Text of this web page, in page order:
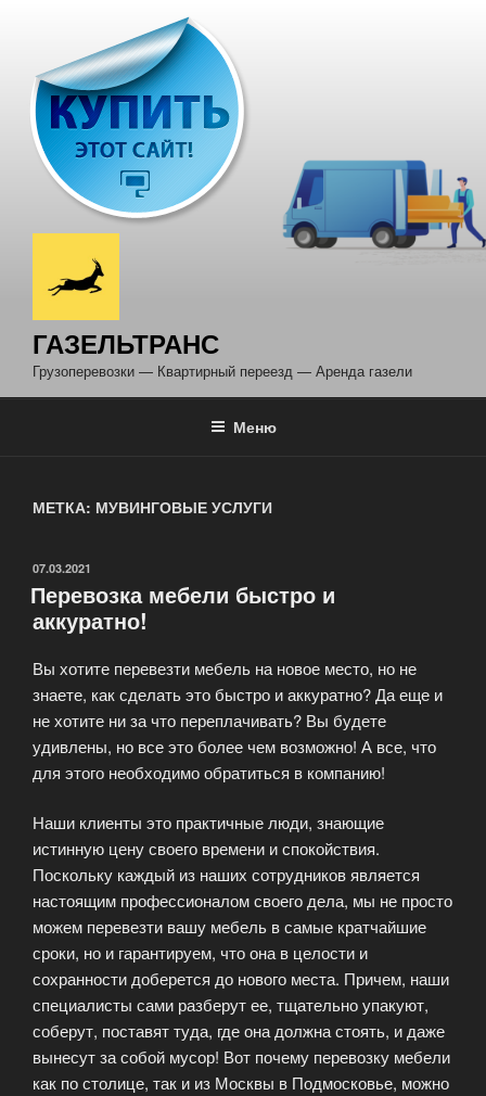
содержимому
ГАЗЕЛЬТРАНС
Грузоперевозки — Квартирный переезд — Аренда газели
Меню
МЕТКА: МУВИНГОВЫЕ УСЛУГИ
ОПУБЛИКОВАНО
07.03.2021
Перевозка мебели быстро и
аккуратно!
Вы хотите перевезти мебель на новое место, но не
знаете, как сделать это быстро и аккуратно? Да еще и
не хотите ни за что переплачивать? Вы будете
удивлены, но все это более чем возможно! А все, что
для этого необходимо обратиться в компанию!
Наши клиенты это практичные люди, знающие
истинную цену своего времени и спокойствия.
Поскольку каждый из наших сотрудников является
настоящим профессионалом своего дела, мы не просто
можем перевезти вашу мебель в самые кратчайшие
сроки, но и гарантируем, что она в целости и
сохранности доберется до нового места. Причем, наши
специалисты сами разберут ее, тщательно упакуют,
соберут, поставят туда, где она должна стоять, и даже
вынесут за собой мусор! Вот почему перевозку мебели
как по столице, так и из Москвы в Подмосковье, можно